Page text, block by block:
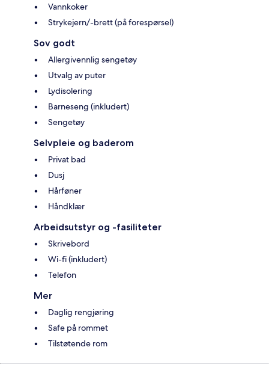
Vannkoker
Strykejern/-brett (på forespørsel)
Sov godt
Allergivennlig sengetøy
Utvalg av puter
Lydisolering
Barneseng (inkludert)
Sengetøy
Selvpleie og baderom
Privat bad
Dusj
Hårføner
Håndklær
Arbeidsutstyr og -fasiliteter
Skrivebord
Wi-fi (inkludert)
Telefon
Mer
Daglig rengjøring
Safe på rommet
Tilstøtende rom